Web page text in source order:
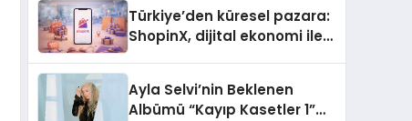
Türkiye’den küresel pazara:
ShopinX, dijital ekonomi ile
Ayla Selvi’nin Beklenen
Albümü “Kayıp Kasetler 1”